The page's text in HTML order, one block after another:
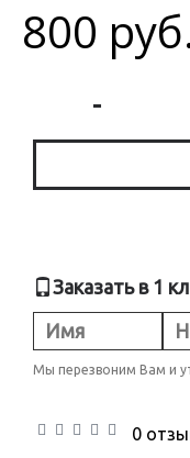
800
-
Заказать в 1
Мы перезвоним Вам и
0